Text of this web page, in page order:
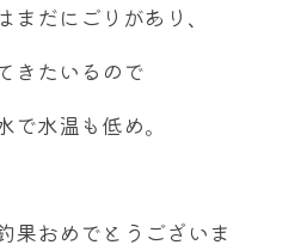
だにごりがあり、
きたいるので
水温も低め。
果おめでとうございま